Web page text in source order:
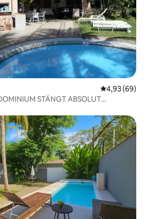
4,93 av 5 i
4,93 (69)
STÄNGT ABSOLUT